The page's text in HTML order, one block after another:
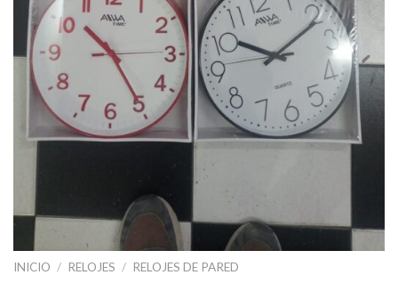
INICIO / RELOJES / RELOJES DE PARED